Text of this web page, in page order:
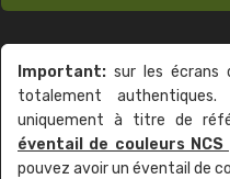
Important: sur les écrans
totalement
uniquement à titre de
éventail de couleurs NCS
pouvez avoir un éventail de